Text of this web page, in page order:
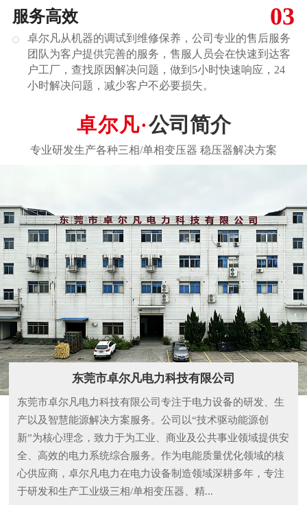
03
户工厂，查找原因解决问题，做到5小时快速响应，24
小时解决问题，减少客户不必要损失。
公司简介